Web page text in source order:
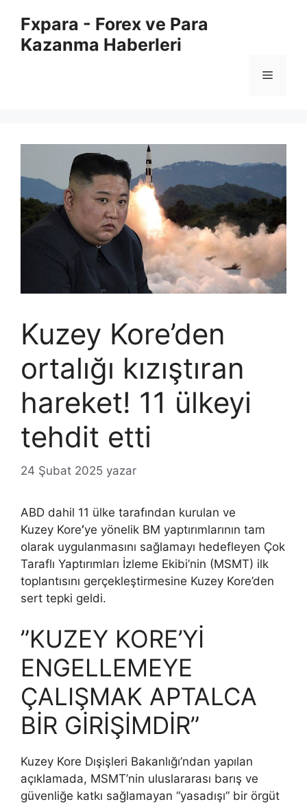
Fxpara - Forex ve Para
Kazanma Haberleri
Menü
Kuzey Kore’den
ortalığı kızıştıran
hareket! 11 ülkeyi
tehdit etti
24 Şubat 2025 yazar
ABD dahil 11 ülke tarafından kurulan ve
Kuzey Kore’ye yönelik BM yaptırımlarının tam
olarak uygulanmasını sağlamayı hedefleyen Çok
Taraflı Yaptırımları İzleme Ekibi’nin (MSMT) ilk
toplantısını gerçekleştirmesine Kuzey Kore’den
sert tepki geldi.
”KUZEY KORE’Yİ
ENGELLEMEYE
ÇALIŞMAK APTALCA
BİR GİRİŞİMDİR”
Kuzey Kore Dışişleri Bakanlığı’ndan yapılan
açıklamada, MSMT’nin uluslararası barış ve
güvenliğe katkı sağlamayan “yasadışı” bir örgüt